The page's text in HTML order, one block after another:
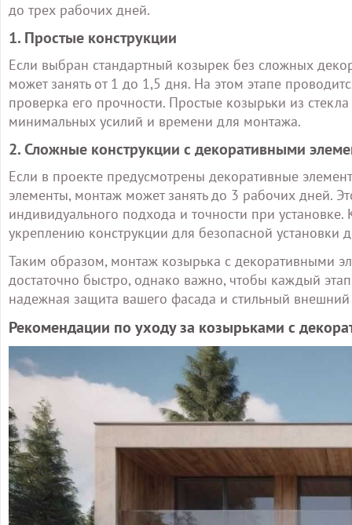
до трех рабочих дней.
1. Простые конструкции
Если выбран стандартный козырек без сложных
может занять от 1 до 1,5 дня. На этом этапе
проверка его прочности. Простые козырьки из
минимальных усилий и времени для монтажа.
2. Сложные конструкции с декоративными
Если в проекте предусмотрены декоративные
элементы, монтаж может занять до 3 рабочих дней.
индивидуального подхода и точности при
укреплению конструкции для безопасной установки
Таким образом, монтаж козырька с декоративными
достаточно быстро, однако важно, чтобы каждый
надежная защита вашего фасада и стильный
Рекомендации по уходу за козырьками с